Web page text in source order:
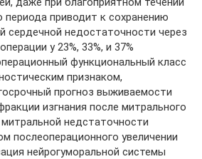
периода приводит к сохранению
сердечной недостаточности через
у 23%, 33%, и 37%
функциональный класс
признаком,
прогноз выживаемости
изгнания после митрального
недстаточности
послеоперационного увеличении
нейрогуморальной системы